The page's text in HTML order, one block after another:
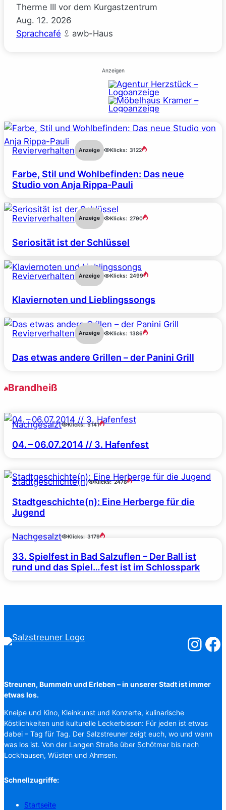
Therme III vor dem Kurgastzentrum
Aug. 12. 2026
Sprachcafé
awb-Haus
Anzeigen
Revierverhalten Anzeige Klicks: 3122
Farbe, Stil und Wohlbefinden: Das neue
Studio von Anja Rippa-Pauli
Revierverhalten Anzeige Klicks: 2790
Seriosität ist der Schlüssel
Revierverhalten Anzeige Klicks: 2499
Klaviernoten und Lieblingssongs
Revierverhalten Anzeige Klicks: 1386
Das etwas andere Grillen – der Panini Grill
Brandheiß
Nachgesalzt Klicks: 5141
04. – 06.07.2014 // 3. Hafenfest
Stadtgeschichte(n) Klicks: 2478
Stadtgeschichte(n): Eine Herberge für die
Jugend
Nachgesalzt Klicks: 3179
33. Spielfest in Bad Salzuflen – Der Ball ist
rund und das Spiel…fest ist im Schlosspark
Streunen, Bummeln und Erleben – in unserer Stadt ist immer
etwas los.
Kneipe und Kino, Kleinkunst und Konzerte, kulinarische
Köstlichkeiten und kulturelle Leckerbissen: Für jeden ist etwas
dabei – Tag für Tag. Der Salzstreuner zeigt euch, wo und wann
was los ist. Von der Langen Straße über Schötmar bis nach
Lockhausen, Wüsten und Ahmsen.
Schnellzugriffe:
Startseite